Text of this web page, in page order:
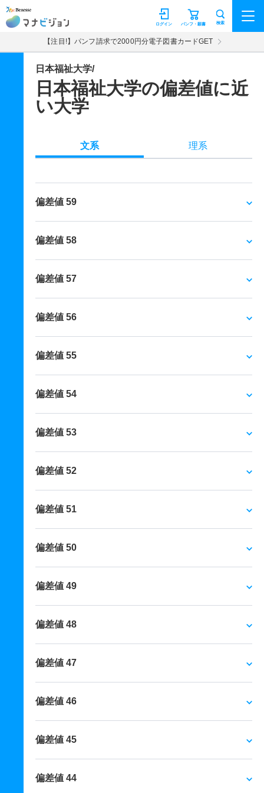
マナビジョン パンフ・願書
ログイン 検索
【注目!】パンフ請求で2000円分電子図書カードGET
日本福祉大学/
日本福祉大学の偏差値に近
い大学
文系 理系
偏差値 59
偏差値 58
偏差値 57
偏差値 56
偏差値 55
偏差値 54
偏差値 53
偏差値 52
偏差値 51
偏差値 50
偏差値 49
偏差値 48
偏差値 47
偏差値 46
偏差値 45
偏差値 44